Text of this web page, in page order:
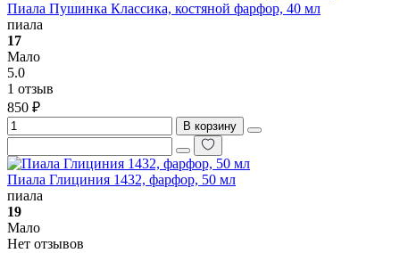
Пиала Пушинка Классика, костяной фарфор, 40 мл
пиала
17
Мало
5.0
1 отзыв
850 ₽
В корзину
Пиала Глициния 1432, фарфор, 50 мл
пиала
19
Мало
Нет отзывов